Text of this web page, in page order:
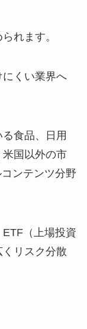
れます。
くい業界へ
食品、日用
国以外の市
ンテンツ分野
（上場投資
リスク分散